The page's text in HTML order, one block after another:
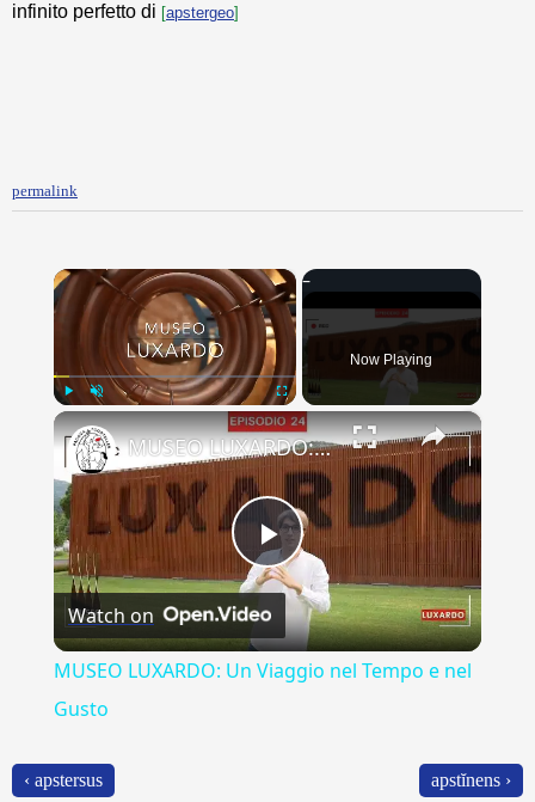
infinito perfetto di [apstergeo]
permalink
×
Fullscreen
Now Playing
×
Play
Video
MUSEO LUXARDO: Un Viaggio nel Tempo e nel Gusto
Watch on
MUSEO LUXARDO: Un Viaggio nel Tempo e nel
Gusto
‹ apstersus apstĭnens ›